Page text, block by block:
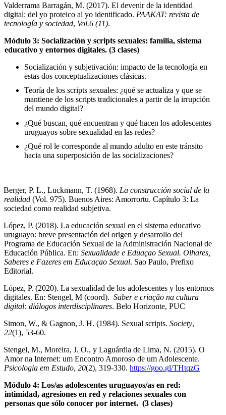
Valderrama Barragán, M. (2017). El devenir de la identidad
digital: del yo proteico al yo identificado. PAAKAT: revista de
tecnología y sociedad, Vol.6 (11).
Módulo 3: Socialización y scripts sexuales: familia, sistema
educativo y entornos digitales. (3 clases)
Socialización y subjetivación: impacto de la tecnología en
estas dos conceptualizaciones clásicas.
Teoría de los scripts sexuales: ¿qué se actualiza y que se
mantiene de los scripts tradicionales a partir de la irrupción
del mundo digital?
¿Qué buscan, qué encuentran y qué hacen los adolescentes
uruguayos sobre sexualidad en las redes?
¿Qué rol le corresponde al mundo adulto en este tránsito
hacia una superposición de las socializaciones?
Berger, P. L., Luckmann, T. (1968). La construcción social de la
realidad (Vol. 975). Buenos Aires: Amorrortu. Capítulo 3: La
sociedad como realidad subjetiva.
López, P. (2018). La educación sexual en el sistema educativo
uruguayo: breve presentación del origen y desarrollo del
Programa de Educación Sexual de la Administración Nacional de
Educación Pública. En: Sexualidade e Eduaçao Sexual. Olhares,
Saberes e Fazeres em Educaçao Sexual. Sao Paulo, Prefixo
Editorial.
López, P. (2020). La sexualidad de los adolescentes y los entornos
digitales. En: Stengel, M (coord). Saber e criação na cultura
digital: diálogos interdisciplinares. Belo Horizonte, PUC
Simon, W., & Gagnon, J. H. (1984). Sexual scripts.Society,
22(1), 53-60.
Stengel, M., Moreira, J. O., y Laguárdia de Lima, N. (2015). O
Amor na Internet: um Encontro Amoroso de um Adolescente.
Psicologia em Estudo, 20(2), 319-330. https://goo.gl/THtqzG
Módulo 4: Los/as adolescentes uruguayos/as en red:
intimidad, agresiones en red y relaciones sexuales con
personas que sólo conocer por internet. (3 clases)